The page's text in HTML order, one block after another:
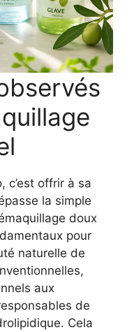
c’est offrir à sa
la simple
doux
pour
naturelle de
aux
de
Cela